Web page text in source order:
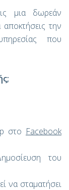
μια δωρεάν
την
που
στο Facebook
του
να σταματήσει